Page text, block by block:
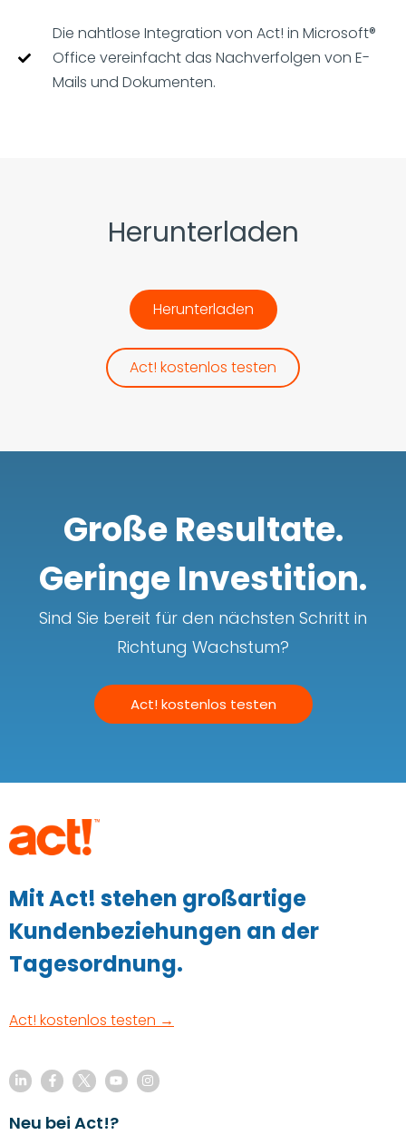
Die nahtlose Integration von Act! in Microsoft®
Office vereinfacht das Nachverfolgen von E-
Mails und Dokumenten.
Herunterladen
Herunterladen
Act! kostenlos testen
Große Resultate.
Geringe Investition.
Sind Sie bereit für den nächsten Schritt in
Richtung Wachstum?
Act! kostenlos testen
Mit Act! stehen großartige
Kundenbeziehungen an der
Tagesordnung.
Act! kostenlos testen →
Neu bei Act!?